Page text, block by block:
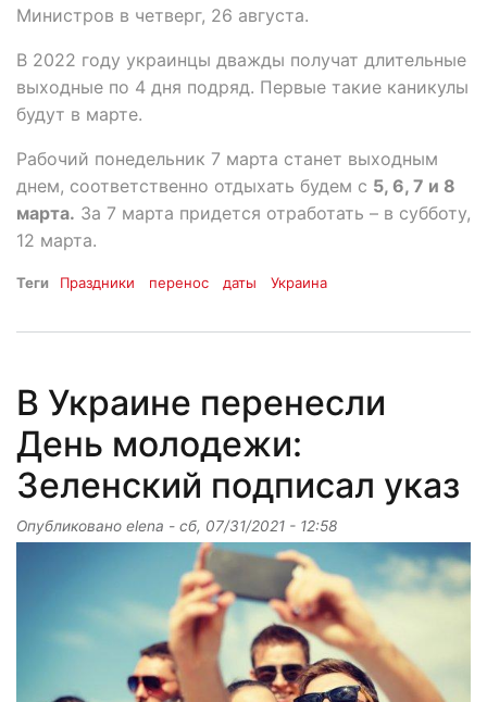
Министров в четверг, 26 августа.
В 2022 году украинцы дважды получат длительные
выходные по 4 дня подряд. Первые такие каникулы
будут в марте.
Рабочий понедельник 7 марта станет выходным
днем, соответственно отдыхать будем с 5, 6, 7 и 8
марта. За 7 марта придется отработать – в субботу,
12 марта.
Теги Праздники перенос даты Украина
В Украине перенесли
День молодежи:
Зеленский подписал указ
Опубликовано elena - сб, 07/31/2021 - 12:58